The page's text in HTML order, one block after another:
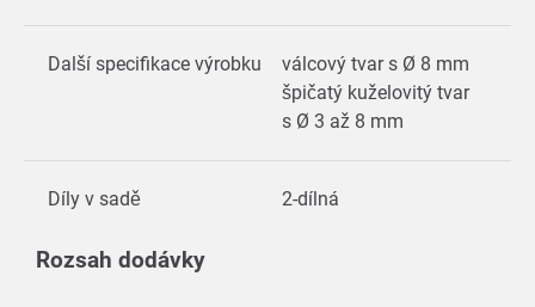
Další specifikace výrobku
válcový tvar s Ø 8 mm
špičatý kuželovitý tvar
s Ø 3 až 8 mm
Díly v sadě 2-dílná
Rozsah dodávky